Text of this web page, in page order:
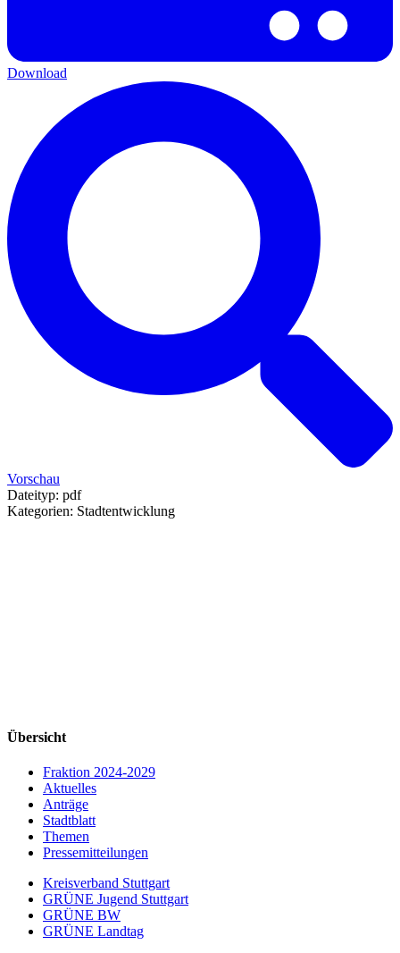
Download
Vorschau
Dateityp: pdf
Kategorien: Stadtentwicklung
Übersicht
Fraktion 2024-2029
Aktuelles
Anträge
Stadtblatt
Themen
Pressemitteilungen
Kreisverband Stuttgart
GRÜNE Jugend Stuttgart
GRÜNE BW
GRÜNE Landtag